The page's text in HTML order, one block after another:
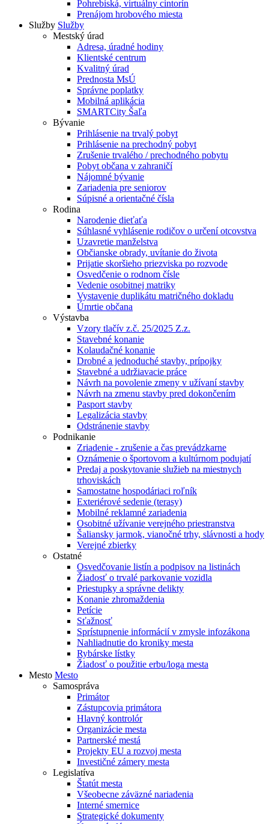
Pohrebiská, virtuálny cintorín
Prenájom hrobového miesta
Služby Služby
Mestský úrad
Adresa, úradné hodiny
Klientské centrum
Kvalitný úrad
Prednosta MsÚ
Správne poplatky
Mobilná aplikácia
SMARTCity Šaľa
Bývanie
Prihlásenie na trvalý pobyt
Prihlásenie na prechodný pobyt
Zrušenie trvalého / prechodného pobytu
Pobyt občana v zahraničí
Nájomné bývanie
Zariadenia pre seniorov
Súpisné a orientačné čísla
Rodina
Narodenie dieťaťa
Súhlasné vyhlásenie rodičov o určení otcovstva
Uzavretie manželstva
Občianske obrady, uvítanie do života
Prijatie skoršieho priezviska po rozvode
Osvedčenie o rodnom čísle
Vedenie osobitnej matriky
Vystavenie duplikátu matričného dokladu
Úmrtie občana
Výstavba
Vzory tlačív z.č. 25/2025 Z.z.
Stavebné konanie
Kolaudačné konanie
Drobné a jednoduché stavby, prípojky
Stavebné a udržiavacie práce
Návrh na povolenie zmeny v užívaní stavby
Návrh na zmenu stavby pred dokončením
Pasport stavby
Legalizácia stavby
Odstránenie stavby
Podnikanie
Zriadenie - zrušenie a čas prevádzkarne
Oznámenie o športovom a kultúrnom podujatí
Predaj a poskytovanie služieb na miestnych
trhoviskách
Samostatne hospodáriaci roľník
Exteriérové sedenie (terasy)
Mobilné reklamné zariadenia
Osobitné užívanie verejného priestranstva
Šaliansky jarmok, vianočné trhy, slávnosti a hody
Verejné zbierky
Ostatné
Osvedčovanie listín a podpisov na listinách
Žiadosť o trvalé parkovanie vozidla
Priestupky a správne delikty
Konanie zhromaždenia
Petície
Sťažnosť
Sprístupnenie informácií v zmysle infozákona
Nahliadnutie do kroniky mesta
Rybárske lístky
Žiadosť o použitie erbu/loga mesta
Mesto Mesto
Samospráva
Primátor
Zástupcovia primátora
Hlavný kontrolór
Organizácie mesta
Partnerské mestá
Projekty EU a rozvoj mesta
Investičné zámery mesta
Legislatíva
Štatút mesta
Všeobecne záväzné nariadenia
Interné smernice
Strategické dokumenty